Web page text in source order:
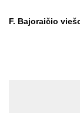
F. Bajoraičio